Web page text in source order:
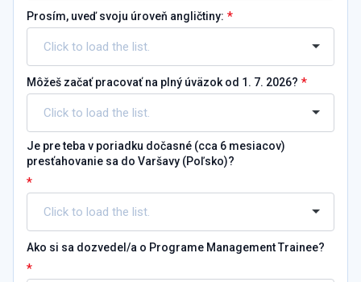
Prosím, uveď svoju úroveň angličtiny: *
Môžeš začať pracovať na plný úväzok od 1. 7. 2026? *
Je pre teba v poriadku dočasné (cca 6 mesiacov)
presťahovanie sa do Varšavy (Poľsko)?
*
Ako si sa dozvedel/a o Programe Management Trainee?
*